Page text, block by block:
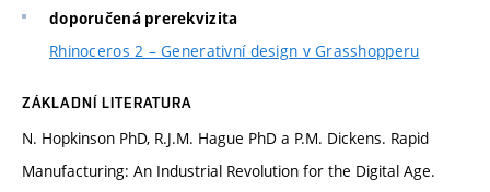
doporučená prerekvizita
Rhinoceros 2 – Generativní design v Grasshopperu
ZÁKLADNÍ LITERATURA
N. Hopkinson PhD, R.J.M. Hague PhD a P.M. Dickens. Rapid
Manufacturing: An Industrial Revolution for the Digital Age.